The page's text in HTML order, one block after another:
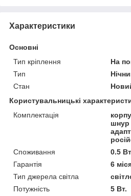
Характеристики
Основні
Тип кріплення
На
Тип
Стан
Користувальницькі
Комплектація
шнур
Споживання
0.5
Гарантія
6
Тип джерела світла
Потужність
5 Вт.